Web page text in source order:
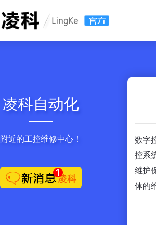
凌科自动化
附近的工控维修中心！
数字
控系
维护
体的